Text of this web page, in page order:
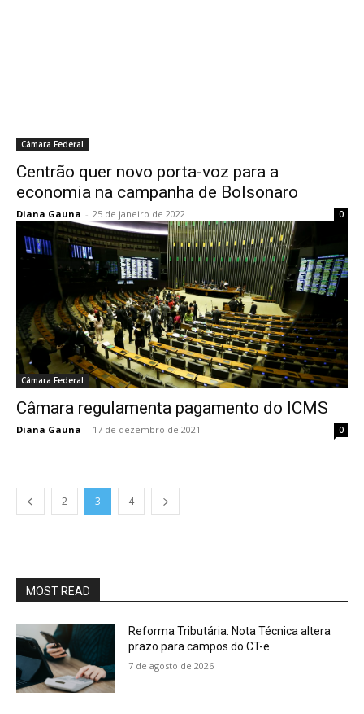
Câmara Federal
Centrão quer novo porta-voz para a
economia na campanha de Bolsonaro
Diana Gauna - 25 de janeiro de 2022 0
Câmara Federal
Câmara regulamenta pagamento do ICMS
Diana Gauna - 17 de dezembro de 2021 0
2 3 4
MOST READ
Reforma Tributária: Nota Técnica altera
prazo para campos do CT-e
7 de agosto de 2026